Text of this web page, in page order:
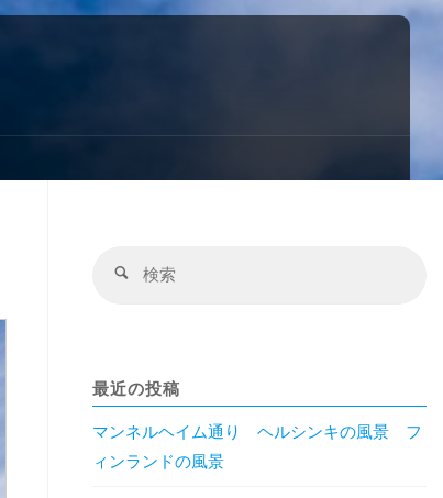
検
最近の投稿
マンネルヘイム通り ヘルシンキの風景 フ
ィンランドの風景